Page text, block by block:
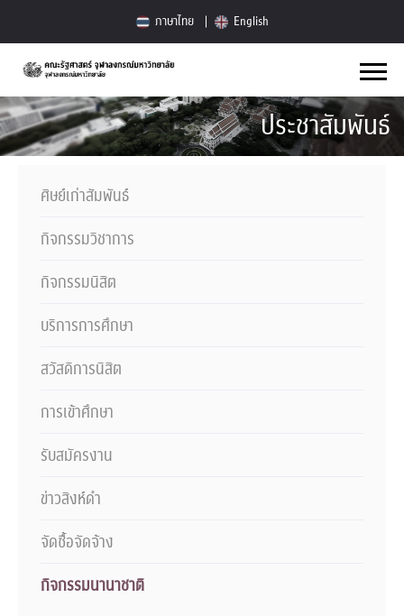
ภาษาไทย English
ประชาสัมพันธ์
ศิษย์เก่าสัมพันธ์
กิจกรรมวิชาการ
กิจกรรมนิสิต
บริการการศึกษา
สวัสดิการนิสิต
การเข้าศึกษา
รับสมัครงาน
ข่าวสิงห์ดำ
จัดซื้อจัดจ้าง
กิจกรรมนานาชาติ